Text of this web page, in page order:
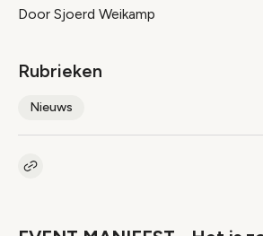
Door Sjoerd Weikamp
Rubrieken
Nieuws
Kopieer link naar artikel